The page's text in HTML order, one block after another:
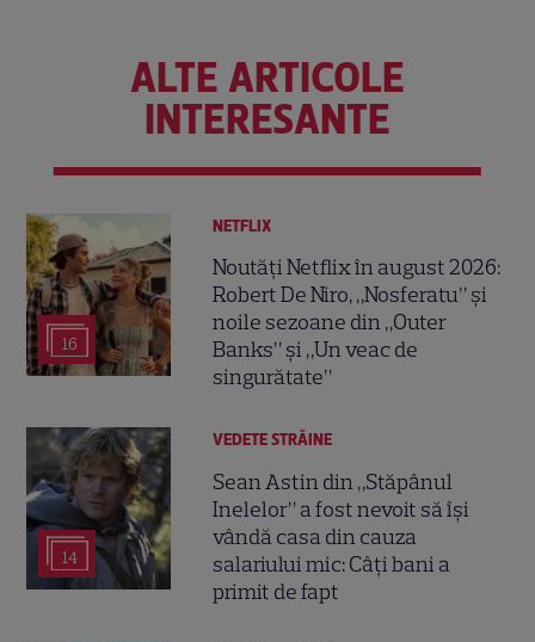
ALTE ARTICOLE
INTERESANTE
16
NETFLIX
Noutăți Netflix în august 2026:
Robert De Niro, „Nosferatu” și
noile sezoane din „Outer
Banks” și „Un veac de
singurătate”
14
VEDETE STRĂINE
Sean Astin din „Stăpânul
Inelelor” a fost nevoit să își
vândă casa din cauza
salariului mic: Câți bani a
primit de fapt